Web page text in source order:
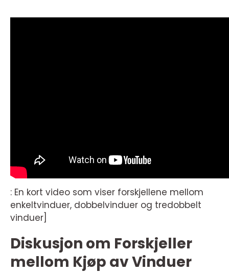
: En kort video som viser forskjellene mellom
enkeltvinduer, dobbelvinduer og tredobbelt
vinduer]
Diskusjon om Forskjeller
mellom Kjøp av Vinduer